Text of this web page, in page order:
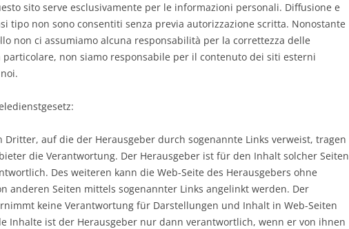
sito serve esclusivamente per le informazioni personali. Diffusione e
tipo non sono consentiti senza previa autorizzazione scritta. Nonostante
non ci assumiamo alcuna responsabilità per la correttezza delle
non siamo responsabile per il contenuto dei siti esterni
Dritter, auf die der Herausgeber durch sogenannte Links verweist, tragen
die Verantwortung. Der Herausgeber ist für den Inhalt solcher Seiten
Des weiteren kann die Web-Seite des Herausgebers ohne
anderen Seiten mittels sogenannter Links angelinkt werden. Der
keine Verantwortung für Darstellungen und Inhalt in Web-Seiten
Inhalte ist der Herausgeber nur dann verantwortlich, wenn er von ihnen